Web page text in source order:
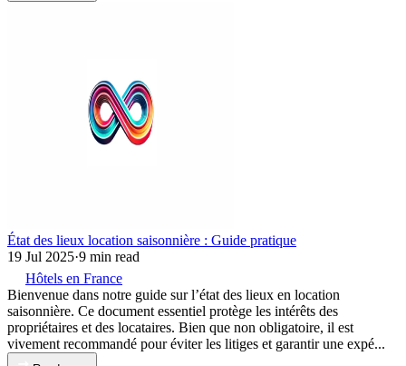
État des lieux location saisonnière : Guide pratique
19 Jul 2025·9 min read
Hôtels en France
Bienvenue dans notre guide sur l’état des lieux en location
saisonnière. Ce document essentiel protège les intérêts des
propriétaires et des locataires. Bien que non obligatoire, il est
vivement recommandé pour éviter les litiges et garantir une expé...